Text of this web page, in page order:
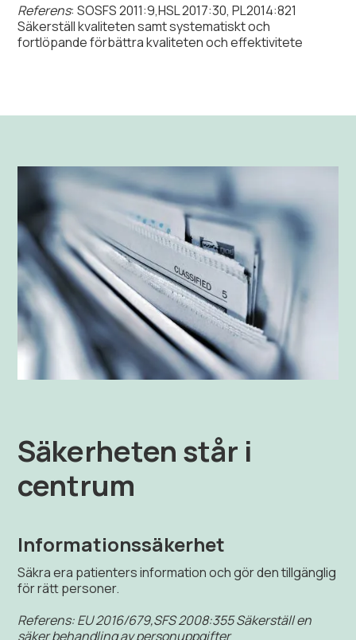
Referens: SOSFS 2011:9,HSL 2017:30, PL2014:821
Säkerställ kvaliteten samt systematiskt och
fortlöpande förbättra kvaliteten och effektivitete
Säkerheten står i
centrum
Informationssäkerhet
Säkra era patienters information och gör den tillgänglig
för rätt personer.
Referens: EU 2016/679,SFS 2008:355 Säkerställ en
säker behandling av personuppgifter